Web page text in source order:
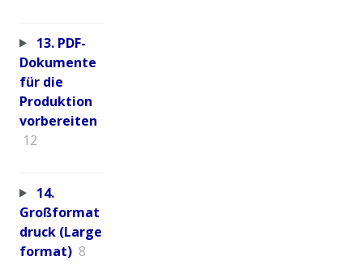
13. PDF-
Dokumente
für die
Produktion
vorbereiten
12
14.
Großformat
druck (Large
format) 8